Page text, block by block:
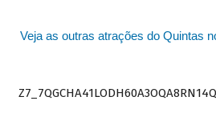
Veja as outras atrações do Quintas